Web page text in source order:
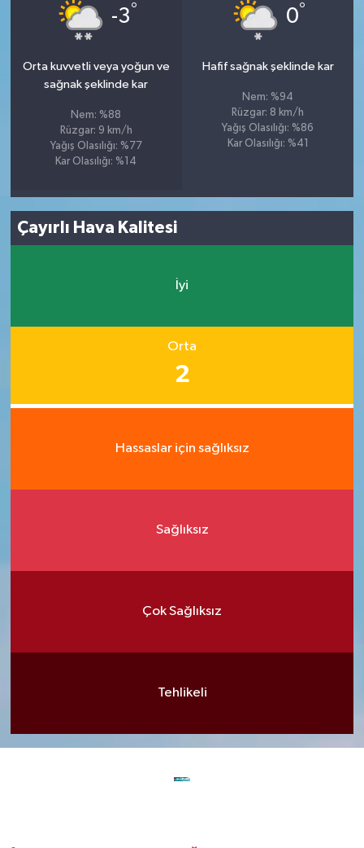
-3°
Orta kuvvetli veya yoğun ve
sağnak şeklinde kar
Nem: %88
Rüzgar: 9 km/h
Yağış Olasılığı: %77
Kar Olasılığı: %14
0°
Hafif sağnak şeklinde kar
Nem: %94
Rüzgar: 8 km/h
Yağış Olasılığı: %86
Kar Olasılığı: %41
Çayırlı Hava Kalitesi
İyi
Orta
2
Hassaslar için sağlıksız
Sağlıksız
Çok Sağlıksız
Tehlikeli